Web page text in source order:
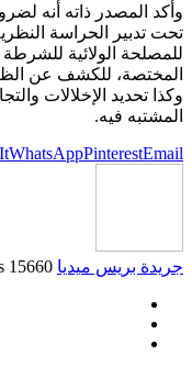
وأكد المصدر ذاته أنه
تحت تدبير الحراسة
للمصلحة الولائية
المختصة، للكشف عن
وكذا تحديد الإخلالات
المشتبه فيه.
WhatsAppPinterestEmail
جريدة بريس ميديا 15660 posts